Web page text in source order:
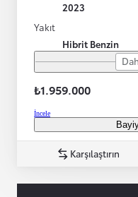
2023
Yakıt
Hibrit Benzin
₺1.959.000
İncele
Karşılaştırın